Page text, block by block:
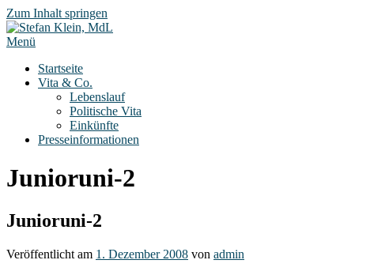
Zum Inhalt springen
Menü
Startseite
Vita & Co.
Lebenslauf
Politische Vita
Einkünfte
Presseinformationen
Junioruni-2
Junioruni-2
Veröffentlicht am 1. Dezember 2008 von admin